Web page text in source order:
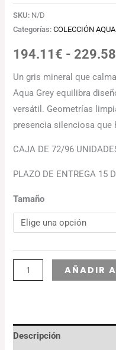
SKU: N/D
Categorías:COLECCIÓN
194.11 € - 229.58
Un gris mineral que
Aqua Grey equilibra
versátil. Geometrías
presencia silenciosa que
CAJA DE 72/96
PLAZO DE ENTREGA 15
Tamaño
AÑADIR
Descripción